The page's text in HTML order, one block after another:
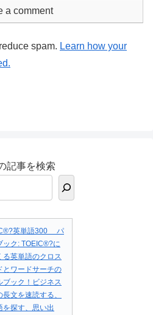
a comment
spam. Learn how your
記事を検索
英単語300 パ
ック: TOEIC®?に
る英単語のクロス
とワードサーチの
ブック！ビジネス
長文を速読する、
を探す、思い出